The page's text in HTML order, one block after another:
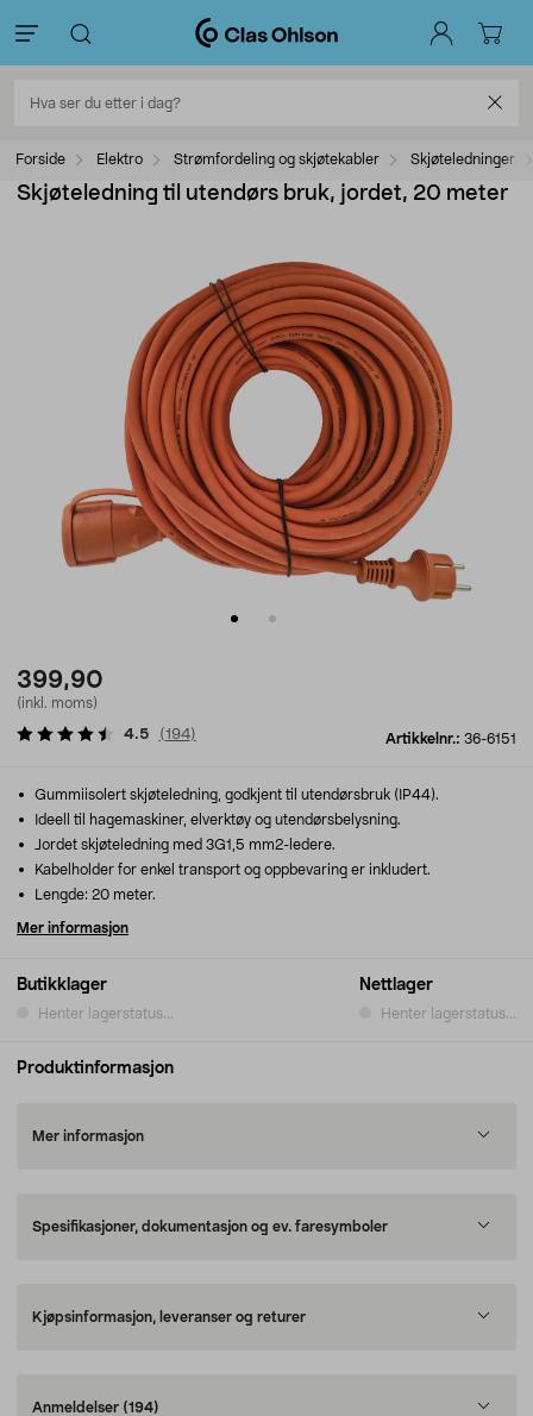
Forside Elektro Strømfordeling og skjøtekabler Skjøteledninger
Skjøteledning til utendørs bruk, jordet, 20 meter
399,90
(inkl. moms)
Artikkelnr.: 36-6151
4.5 (194)
Butikklager
Henter lagerstatus...
Nettlager
Henter lagerstatus...
Gummiisolert skjøteledning, godkjent til utendørsbruk (IP44).
Ideell til hagemaskiner, elverktøy og utendørsbelysning.
Jordet skjøteledning med 3G1,5 mm2-ledere.
Kabelholder for enkel transport og oppbevaring er inkludert.
Lengde: 20 meter.
Mer informasjon
Produktinformasjon
Mer informasjon
Spesifikasjoner, dokumentasjon og ev. faresymboler
Kjøpsinformasjon, leveranser og returer
Anmeldelser (194)